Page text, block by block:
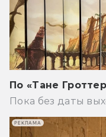
По «Тане
Пока без даты
РЕКЛАМА